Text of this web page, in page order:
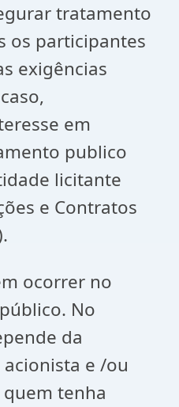
tratamento
os participantes
exigências
em
publico
licitante
e Contratos
ocorrer no
No
da
e /ou
tenha